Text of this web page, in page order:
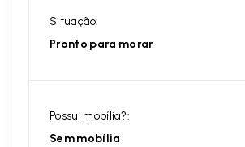
Situação:
Pronto para morar
Possui mobília?:
Sem mobília